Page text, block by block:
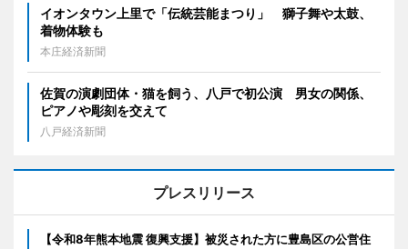
イオンタウン上里で「伝統芸能まつり」 獅子舞や太鼓、
着物体験も
本庄経済新聞
佐賀の演劇団体・猫を飼う、八戸で初公演 男女の関係、
ピアノや彫刻を交えて
八戸経済新聞
プレスリリース
【令和8年熊本地震 復興支援】被災された方に豊島区の公営住